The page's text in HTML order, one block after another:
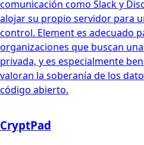
comunicación como Slack y
alojar su propio servidor para
control. Element es adecuado
organizaciones que buscan
privada, y es especialmente
valoran la soberanía de los
código abierto.
CryptPad